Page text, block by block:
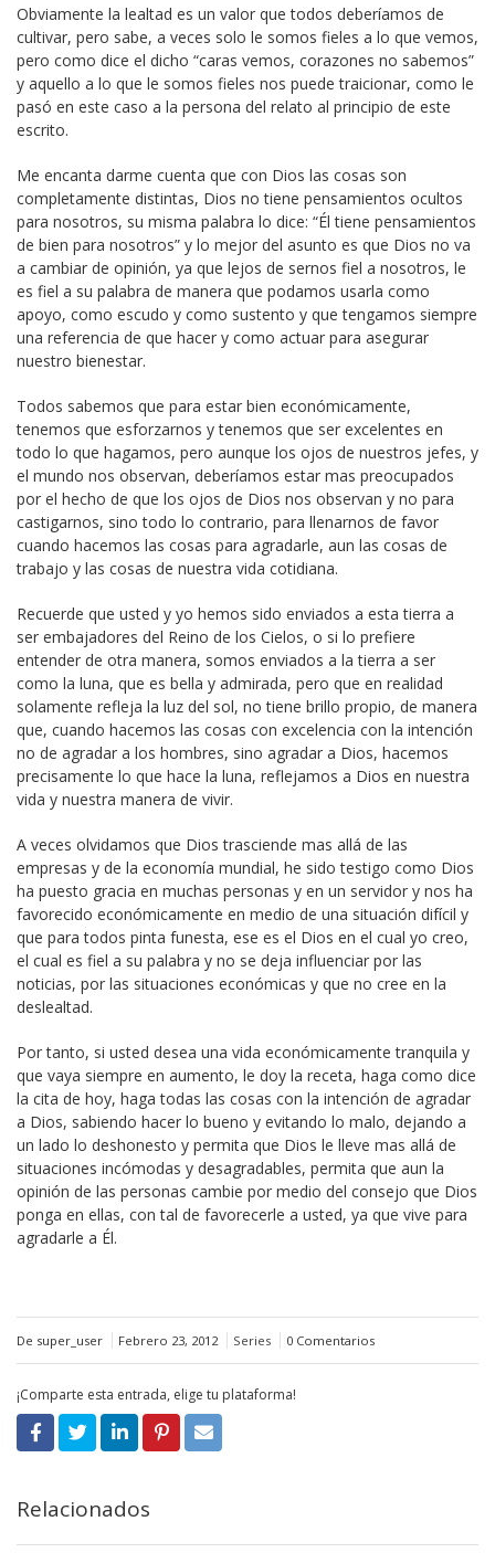
Obviamente la lealtad es un valor que todos deberíamos de
cultivar, pero sabe, a veces solo le somos fieles a lo que vemos,
pero como dice el dicho “caras vemos, corazones no sabemos”
y aquello a lo que le somos fieles nos puede traicionar, como le
pasó en este caso a la persona del relato al principio de este
escrito.
Me encanta darme cuenta que con Dios las cosas son
completamente distintas, Dios no tiene pensamientos ocultos
para nosotros, su misma palabra lo dice: “Él tiene pensamientos
de bien para nosotros” y lo mejor del asunto es que Dios no va
a cambiar de opinión, ya que lejos de sernos fiel a nosotros, le
es fiel a su palabra de manera que podamos usarla como
apoyo, como escudo y como sustento y que tengamos siempre
una referencia de que hacer y como actuar para asegurar
nuestro bienestar.
Todos sabemos que para estar bien económicamente,
tenemos que esforzarnos y tenemos que ser excelentes en
todo lo que hagamos, pero aunque los ojos de nuestros jefes, y
el mundo nos observan, deberíamos estar mas preocupados
por el hecho de que los ojos de Dios nos observan y no para
castigarnos, sino todo lo contrario, para llenarnos de favor
cuando hacemos las cosas para agradarle, aun las cosas de
trabajo y las cosas de nuestra vida cotidiana.
Recuerde que usted y yo hemos sido enviados a esta tierra a
ser embajadores del Reino de los Cielos, o si lo prefiere
entender de otra manera, somos enviados a la tierra a ser
como la luna, que es bella y admirada, pero que en realidad
solamente refleja la luz del sol, no tiene brillo propio, de manera
que, cuando hacemos las cosas con excelencia con la intención
no de agradar a los hombres, sino agradar a Dios, hacemos
precisamente lo que hace la luna, reflejamos a Dios en nuestra
vida y nuestra manera de vivir.
A veces olvidamos que Dios trasciende mas allá de las
empresas y de la economía mundial, he sido testigo como Dios
ha puesto gracia en muchas personas y en un servidor y nos ha
favorecido económicamente en medio de una situación difícil y
que para todos pinta funesta, ese es el Dios en el cual yo creo,
el cual es fiel a su palabra y no se deja influenciar por las
noticias, por las situaciones económicas y que no cree en la
deslealtad.
Por tanto, si usted desea una vida económicamente tranquila y
que vaya siempre en aumento, le doy la receta, haga como dice
la cita de hoy, haga todas las cosas con la intención de agradar
a Dios, sabiendo hacer lo bueno y evitando lo malo, dejando a
un lado lo deshonesto y permita que Dios le lleve mas allá de
situaciones incómodas y desagradables, permita que aun la
opinión de las personas cambie por medio del consejo que Dios
ponga en ellas, con tal de favorecerle a usted, ya que vive para
agradarle a Él.
De super_user Febrero 23, 2012 Series 0 Comentarios
¡Comparte esta entrada, elige tu plataforma!
Relacionados